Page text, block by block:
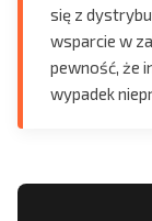
się z
wsparcie w
pewność, że
wypadek